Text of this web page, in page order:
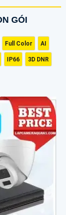
GÓI
Full Color AI
IP66 3D DNR